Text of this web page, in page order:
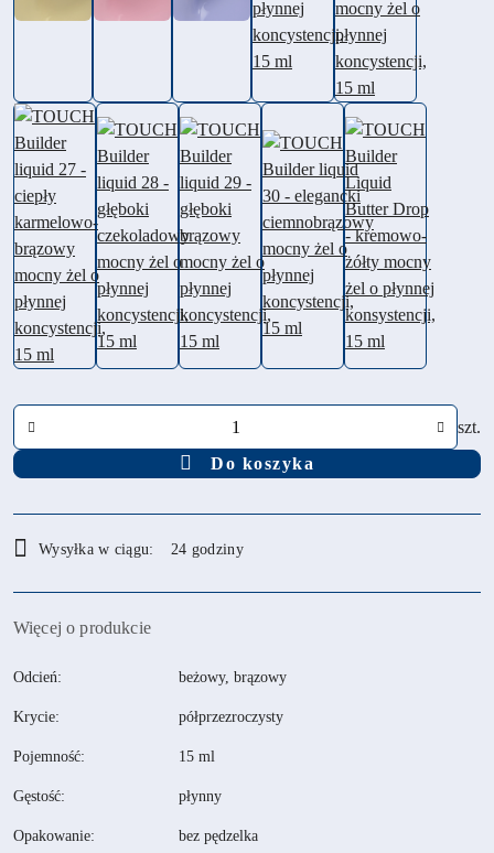
szt.
Do koszyka
i
dostawa
Wysyłka w ciągu: 24 godziny
Więcej o produkcie
Odcień: beżowy, brązowy
Krycie: półprzezroczysty
Pojemność: 15 ml
Gęstość: płynny
Opakowanie: bez pędzelka